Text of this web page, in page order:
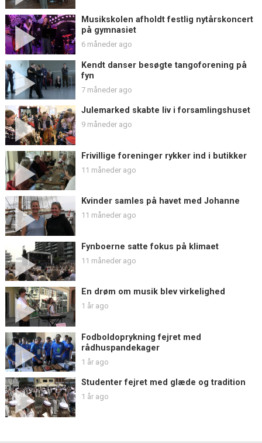
Musikskolen afholdt festlig nytårskoncert
på gymnasiet
6 måneder ago
Kendt danser besøgte tangoforening på
fyn
7 måneder ago
Julemarked skabte liv i forsamlingshuset
9 måneder ago
Frivillige foreninger rykker ind i butikker
11 måneder ago
Kvinder samles på havet med Johanne
11 måneder ago
Fynboerne satte fokus på klimaet
11 måneder ago
En drøm om musik blev virkelighed
1 år ago
Fodboldoprykning fejret med
rådhuspandekager
1 år ago
Studenter fejret med glæde og tradition
1 år ago